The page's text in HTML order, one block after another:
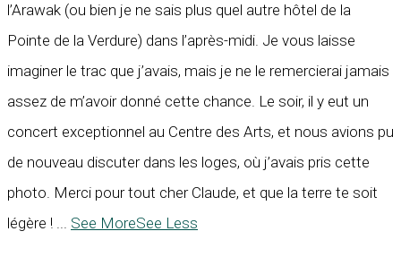
l’Arawak (ou bien je ne sais plus quel autre hôtel de la
Pointe de la Verdure) dans l’après-midi. Je vous laisse
imaginer le trac que j’avais, mais je ne le remercierai jamais
assez de m’avoir donné cette chance. Le soir, il y eut un
concert exceptionnel au Centre des Arts, et nous avions pu
de nouveau discuter dans les loges, où j’avais pris cette
photo. Merci pour tout cher Claude, et que la terre te soit
légère ! ... See MoreSee Less